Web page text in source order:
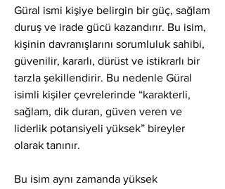
Güral ismi kişiye belirgin bir güç, sağlam
duruş ve irade gücü kazandırır. Bu isim,
kişinin davranışlarını sorumluluk sahibi,
güvenilir, kararlı, dürüst ve istikrarlı bir
tarzla şekillendirir. Bu nedenle Güral
isimli kişiler çevrelerinde “karakterli,
sağlam, dik duran, güven veren ve
liderlik potansiyeli yüksek” bireyler
olarak tanınır.
Bu isim aynı zamanda yüksek